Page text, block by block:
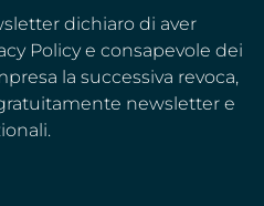
dichiaro di aver
Policy e consapevole dei
la successiva revoca,
newsletter e